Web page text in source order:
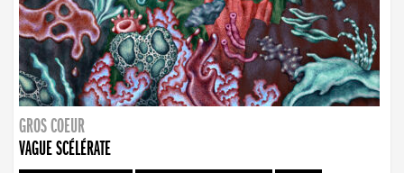
GROS COEUR
VAGUE SCÉLÉRATE